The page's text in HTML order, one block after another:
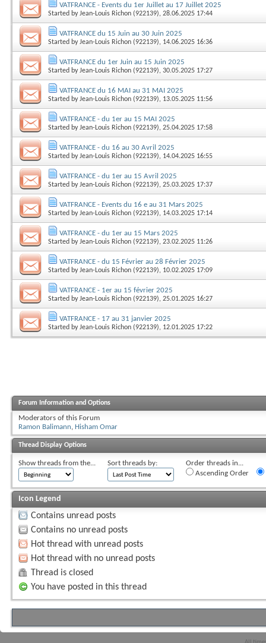
VATFRANCE - Events du 1er Juillet au 17 Juillet 2025
Started byJean-Louis Richon (922139), 28.06.2025 17:44
VATFRANCE du 15 Juin au 30 Juin 2025
Started byJean-Louis Richon (922139), 14.06.2025 16:36
VATFRANCE du 1er Juin au 15 Juin 2025
Started byJean-Louis Richon (922139), 30.05.2025 17:27
VATFRANCE du 16 MAI au 31 MAI 2025
Started byJean-Louis Richon (922139), 13.05.2025 11:56
VATFRANCE - du 1er au 15 MAI 2025
Started byJean-Louis Richon (922139), 25.04.2025 17:58
VATFRANCE - du 16 au 30 Avril 2025
Started byJean-Louis Richon (922139), 14.04.2025 16:55
VATFRANCE - du 1er au 15 Avril 2025
Started byJean-Louis Richon (922139), 25.03.2025 17:37
VATFRANCE - Events du 16 e au 31 Mars 2025
Started byJean-Louis Richon (922139), 14.03.2025 17:14
VATFRANCE - du 1er au 15 Mars 2025
Started byJean-Louis Richon (922139), 23.02.2025 11:26
VATFRANCE - du 15 Février au 28 Février 2025
Started byJean-Louis Richon (922139), 10.02.2025 17:09
VATFRANCE - 1er au 15 février 2025
Started byJean-Louis Richon (922139), 25.01.2025 16:27
VATFRANCE - 17 au 31 janvier 2025
Started byJean-Louis Richon (922139), 12.01.2025 17:22
Forum Information and Options
Moderators of this Forum
Ramon Balimann, Hisham Omar
Thread Display Options
Show threads from the... Sort threads by:
Order threads in...
Ascending Order
Icon Legend
Contains unread posts
Contains no unread posts
Hot thread with unread posts
Hot thread with no unread posts
Thread is closed
You have posted in this thread